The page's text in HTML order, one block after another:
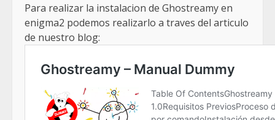
Para realizar la instalacion de Ghostreamy en
enigma2 podemos realizarlo a traves del articulo
de nuestro blog: